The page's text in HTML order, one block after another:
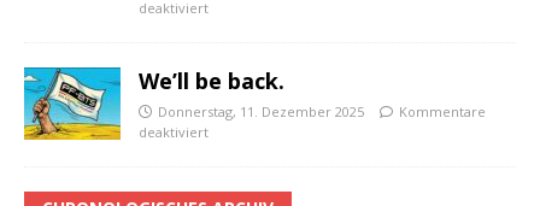
deaktiviert
We’ll be back.
Donnerstag, 11. Dezember 2025
Kommentare
deaktiviert